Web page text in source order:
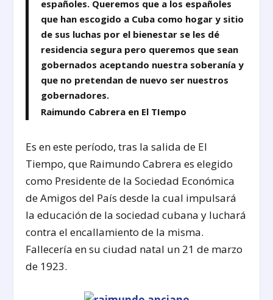
españoles. Queremos que a los españoles
que han escogido a Cuba como hogar y sitio
de sus luchas por el bienestar se les dé
residencia segura pero queremos que sean
gobernados aceptando nuestra soberanía y
que no pretendan de nuevo ser nuestros
gobernadores.
Raimundo Cabrera en El TIempo
Es en este período, tras la salida de El
Tiempo, que Raimundo Cabrera es elegido
como Presidente de la Sociedad Económica
de Amigos del País desde la cual impulsará
la educación de la sociedad cubana y luchará
contra el encallamiento de la misma.
Fallecería en su ciudad natal un 21 de marzo
de 1923.